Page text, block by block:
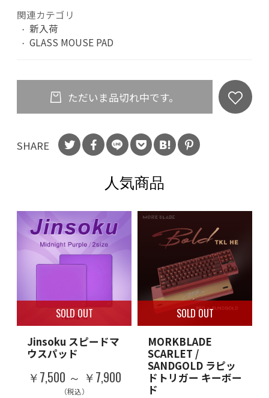
関連カテゴリ
新入荷
GLASS MOUSE PAD
ただいま品切れ中です。
SHARE
人気商品
SOLD OUT
Jinsoku スピードマ
ウスパッド
￥7,500 ～ ￥7,900
（税込）
SOLD OUT
MORKBLADE
SCARLET /
SANDGOLD ラピッ
ドトリガー キーボー
ド